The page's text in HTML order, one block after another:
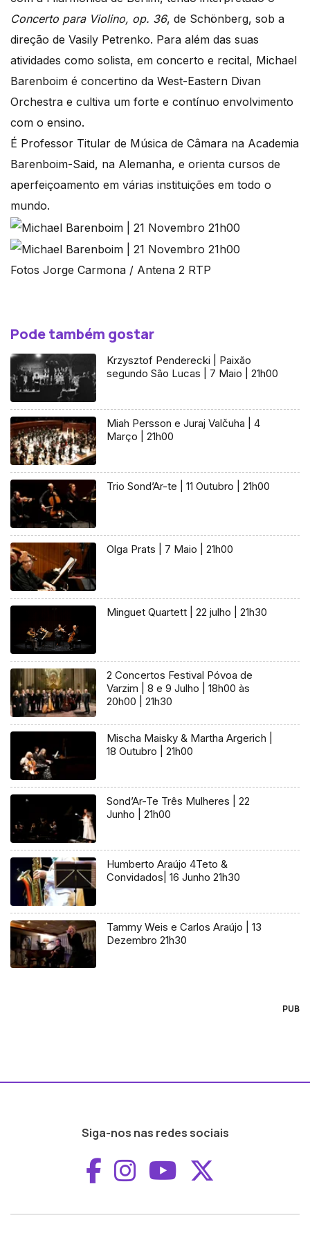
Concerto para Violino, op. 36, de Schönberg, sob a
direção de Vasily Petrenko. Para além das suas
atividades como solista, em concerto e recital, Michael
Barenboim é concertino da West-Eastern Divan
Orchestra e cultiva um forte e contínuo envolvimento
com o ensino.
É Professor Titular de Música de Câmara na Academia
Barenboim-Said, na Alemanha, e orienta cursos de
aperfeiçoamento em várias instituições em todo o
mundo.
Fotos Jorge Carmona / Antena 2 RTP
Pode também gostar
Krzysztof Penderecki | Paixão
segundo São Lucas | 7 Maio | 21h00
Miah Persson e Juraj Valčuha | 4
Março | 21h00
Trio Sond’Ar-te | 11 Outubro | 21h00
Olga Prats | 7 Maio | 21h00
Minguet Quartett | 22 julho | 21h30
2 Concertos Festival Póvoa de
Varzim | 8 e 9 Julho | 18h00 às
20h00 | 21h30
Mischa Maisky & Martha Argerich |
18 Outubro | 21h00
Sond’Ar-Te Três Mulheres | 22
Junho | 21h00
Humberto Araújo 4Teto &
Convidados| 16 Junho 21h30
Tammy Weis e Carlos Araújo | 13
Dezembro 21h30
PUB
Siga-nos nas redes sociais
Aceder ao
Aceder ao
Aceder ao